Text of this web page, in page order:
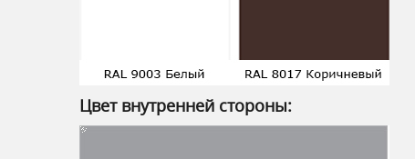
Цвет внутренней стороны: